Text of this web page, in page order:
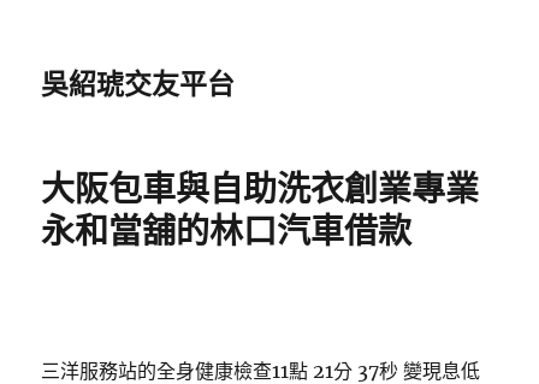
吳紹琥交友平台
大阪包車與自助洗衣創業專業
永和當舖的林口汽車借款
三洋服務站的全身健康檢查11點 21分 37秒 變現息低